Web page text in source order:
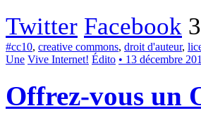
Twitter Facebook
#cc10, creative commons, droit d'auteur,
Une Vive Internet! Édito • 13 décembre
Offrez-vous un